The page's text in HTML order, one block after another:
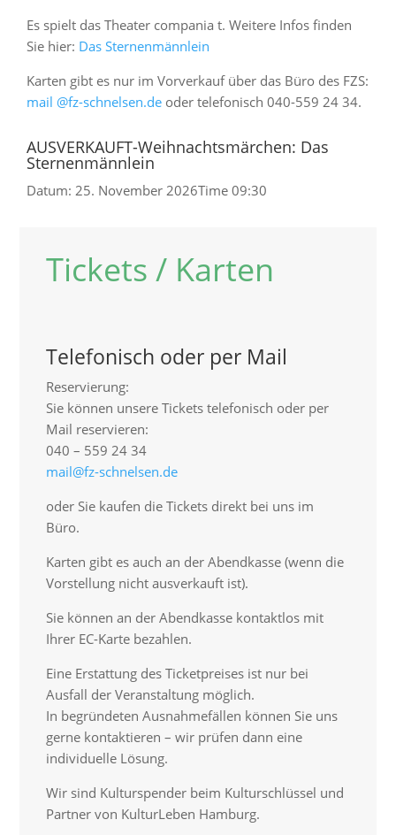
Es spielt das Theater compania t. Weitere Infos finden
Sie hier: Das Sternenmännlein
Karten gibt es nur im Vorverkauf über das Büro des FZS:
mail @fz-schnelsen.de oder telefonisch 040-559 24 34.
AUSVERKAUFT-Weihnachtsmärchen: Das
Sternenmännlein
Datum: 25. November 2026Time 09:30
Tickets / Karten
Telefonisch oder per Mail
Reservierung:
Sie können unsere Tickets telefonisch oder per
Mail reservieren:
040 – 559 24 34
mail@fz-schnelsen.de
oder Sie kaufen die Tickets direkt bei uns im
Büro.
Karten gibt es auch an der Abendkasse (wenn die
Vorstellung nicht ausverkauft ist).
Sie können an der Abendkasse kontaktlos mit
Ihrer EC-Karte bezahlen.
Eine Erstattung des Ticketpreises ist nur bei
Ausfall der Veranstaltung möglich.
In begründeten Ausnahmefällen können Sie uns
gerne kontaktieren – wir prüfen dann eine
individuelle Lösung.
Wir sind Kulturspender beim Kulturschlüssel und
Partner von KulturLeben Hamburg.